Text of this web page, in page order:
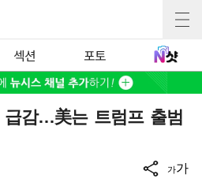
섹션 포토
감…美는 트럼프 출범
가가